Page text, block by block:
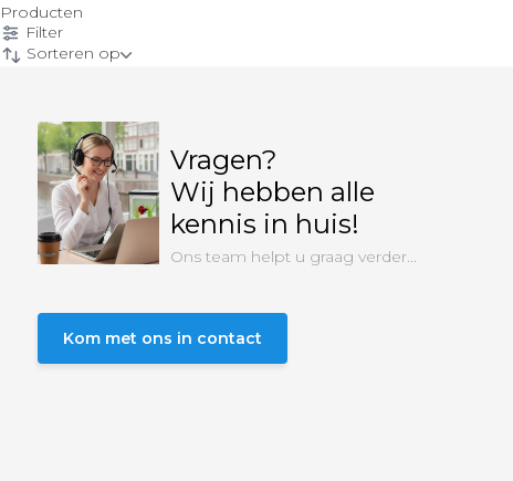
Producten
Filter
Sorteren op
Vragen?
Wij hebben alle
kennis in huis!
Ons team helpt u graag verder...
Kom met ons in contact